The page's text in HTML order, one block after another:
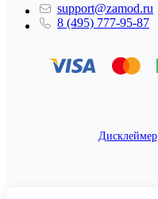
support@zamod.ru
8 (495) 777-95-87
Дисклеймер